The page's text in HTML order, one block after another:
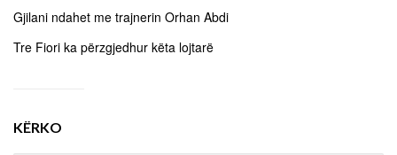
Gjilani ndahet me trajnerin Orhan Abdi
Tre Fiori ka përzgjedhur këta lojtarë
KËRKO